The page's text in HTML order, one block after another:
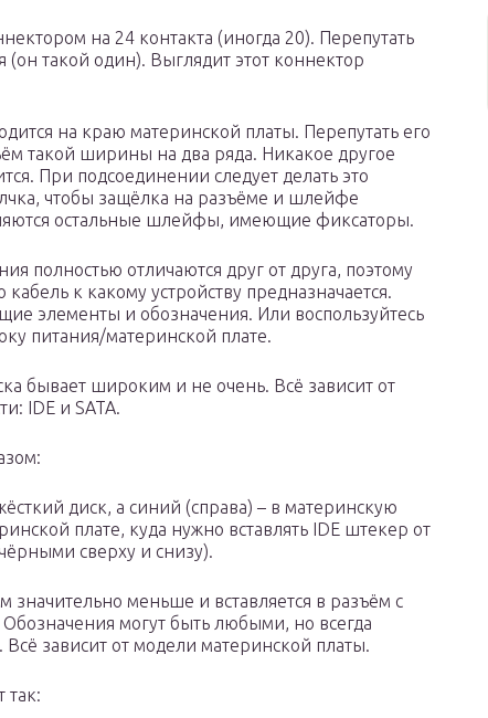
на 24 контакта (иногда 20). Перепутать
такой один). Выглядит этот коннектор
на краю материнской платы. Перепутать его
такой ширины на два ряда. Никакое другое
При подсоединении следует делать это
чтобы защёлка на разъёме и шлейфе
остальные шлейфы, имеющие фиксаторы.
полностью отличаются друг от друга, поэтому
к какому устройству предназначается.
элементы и обозначения. Или воспользуйтесь
питания/материнской плате.
бывает широким и не очень. Всё зависит от
IDE и SATA.
диск, а синий (справа) – в материнскую
плате, куда нужно вставлять IDE штекер от
сверху и снизу).
значительно меньше и вставляется в разъём с
Обозначения могут быть любыми, но всегда
Всё зависит от модели материнской платы.
так: